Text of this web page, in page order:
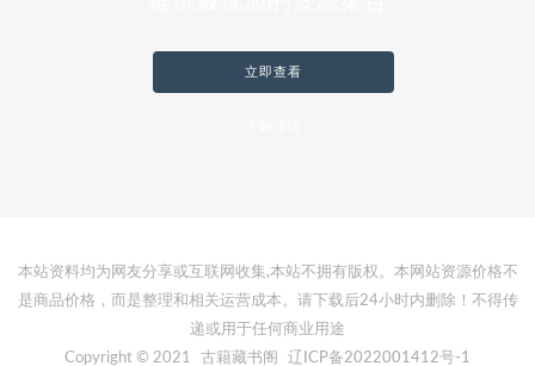
立即查看
本站资料均为网友分享或互联网收集,本站不拥有版权。本网站资源价格不
是商品价格，而是整理和相关运营成本。请下载后24小时内删除！不得传
递或用于任何商业用途
Copyright © 2021
古籍藏书阁 辽ICP备2022001412号-1